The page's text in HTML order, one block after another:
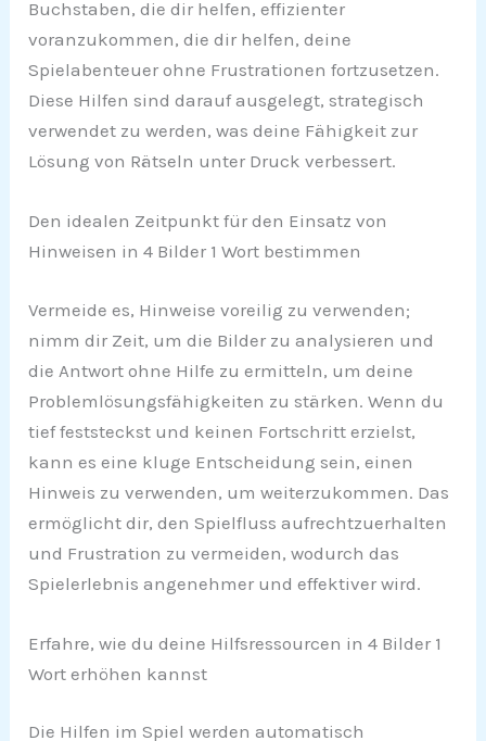
Buchstaben, die dir helfen, effizienter
voranzukommen, die dir helfen, deine
Spielabenteuer ohne Frustrationen fortzusetzen.
Diese Hilfen sind darauf ausgelegt, strategisch
verwendet zu werden, was deine Fähigkeit zur
Lösung von Rätseln unter Druck verbessert.
Den idealen Zeitpunkt für den Einsatz von
Hinweisen in 4 Bilder 1 Wort bestimmen
Vermeide es, Hinweise voreilig zu verwenden;
nimm dir Zeit, um die Bilder zu analysieren und
die Antwort ohne Hilfe zu ermitteln, um deine
Problemlösungsfähigkeiten zu stärken. Wenn du
tief feststeckst und keinen Fortschritt erzielst,
kann es eine kluge Entscheidung sein, einen
Hinweis zu verwenden, um weiterzukommen. Das
ermöglicht dir, den Spielfluss aufrechtzuerhalten
und Frustration zu vermeiden, wodurch das
Spielerlebnis angenehmer und effektiver wird.
Erfahre, wie du deine Hilfsressourcen in 4 Bilder 1
Wort erhöhen kannst
Die Hilfen im Spiel werden automatisch